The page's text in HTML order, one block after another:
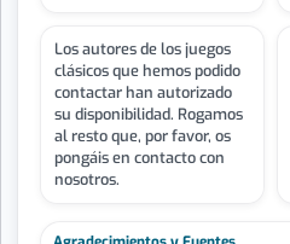
Los autores de los juegos
clásicos que hemos podido
contactar han autorizado
su disponibilidad. Rogamos
al resto que, por favor, os
pongáis en contacto con
nosotros.